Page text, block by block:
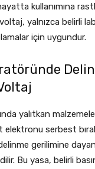
kullanımına
yalnızca belirli
için uygundur.
yalıtkan
serbest
gerilimine
Bu yasa, belirli